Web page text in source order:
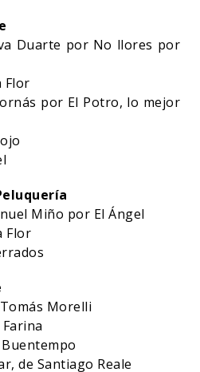
Duarte por No llores por
Flor
por El Potro, lo mejor
Miño por El Ángel
Flor
Morelli
de Santiago Reale